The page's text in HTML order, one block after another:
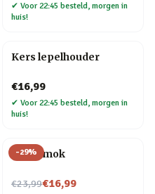
✔ Voor 22:45 besteld, morgen in
huis!
Kers lepelhouder
€16,99
✔ Voor 22:45 besteld, morgen in
huis!
-29%
Taart mok
€23,99
Nu voor€16,99